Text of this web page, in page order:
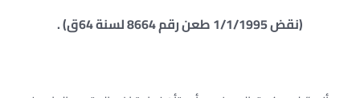
(نقض 1/1/1995 طعن رقم 8664 لسنة 64ق) .